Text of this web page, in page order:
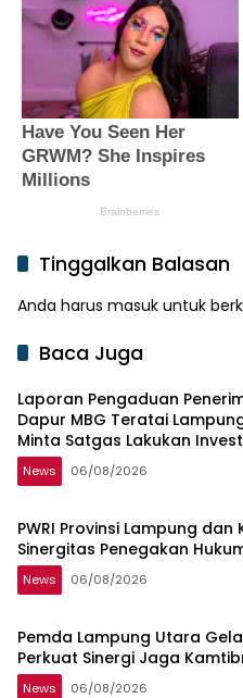
Tinggalkan Balasan
Anda harus masuk untuk
Baca Juga
Laporan Pengaduan
Dapur MBG Teratai
Minta Satgas Lakukan
News 06/08/2026
PWRI Provinsi Lampung
Sinergitas Penegakan
News 06/08/2026
Pemda Lampung Utara
Perkuat Sinergi Jaga
News 06/08/2026